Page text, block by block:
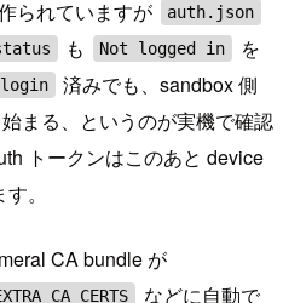
られていますが auth.json
も Not logged in
を
login
済みでも、sandbox 側
まる、というのが実機で確認
トークンはこのあと device
。
CA bundle が
などに自動で